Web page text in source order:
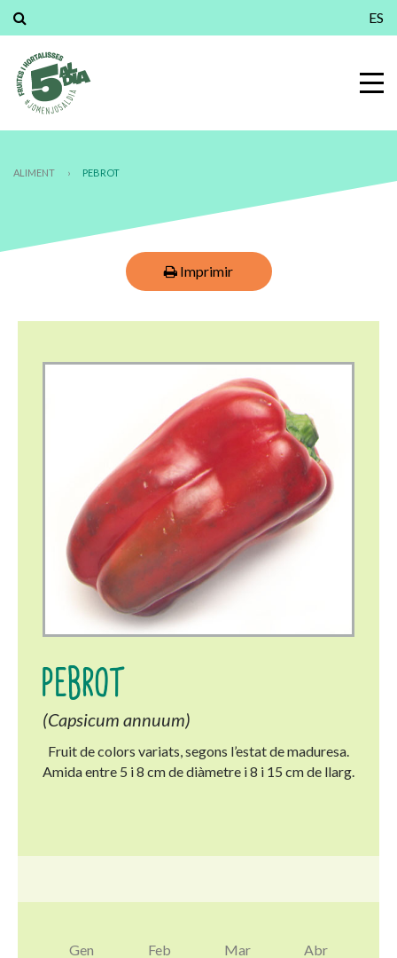
ES
ALIMENT › PEBROT
Imprimir
PEBROT
(Capsicum annuum)
Fruit de colors variats, segons l’estat de maduresa.
Amida entre 5 i 8 cm de diàmetre i 8 i 15 cm de llarg.
Gen Feb Mar Abr